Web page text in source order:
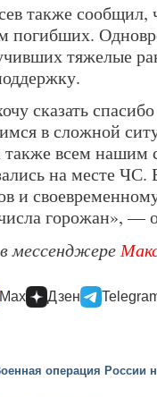
также сообщил,
погибших.
тяжелые
сказать
в сложной
также всем нашим
на месте ЧС.
и
горожан», —
мессенджере
Max Дзен
операция России